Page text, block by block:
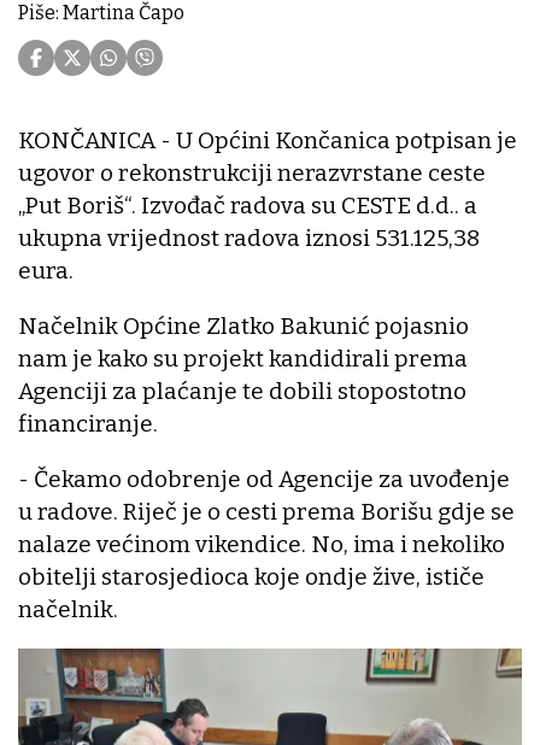
Piše: Martina Čapo
KONČANICA - U Općini Končanica potpisan je
ugovor o rekonstrukciji nerazvrstane ceste
„Put Boriš“. Izvođač radova su CESTE d.d.. a
ukupna vrijednost radova iznosi 531.125,38
eura.
Načelnik Općine Zlatko Bakunić pojasnio
nam je kako su projekt kandidirali prema
Agenciji za plaćanje te dobili stopostotno
financiranje.
- Čekamo odobrenje od Agencije za uvođenje
u radove. Riječ je o cesti prema Borišu gdje se
nalaze većinom vikendice. No, ima i nekoliko
obitelji starosjedioca koje ondje žive, ističe
načelnik.